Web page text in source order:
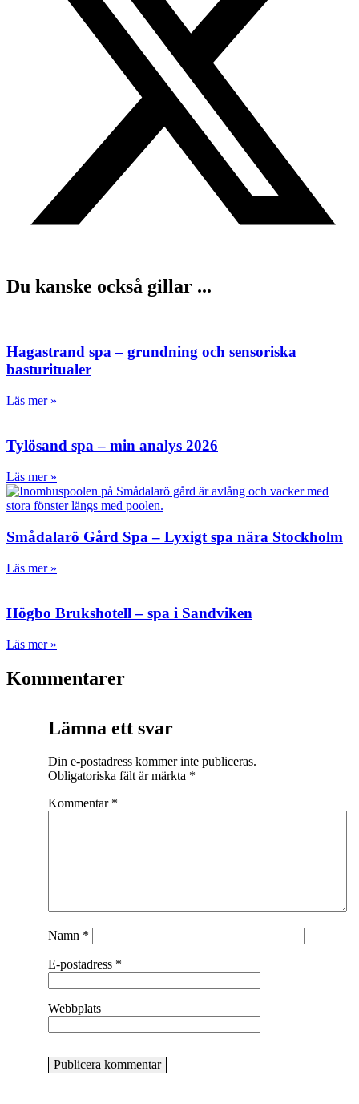
Du kanske också gillar ...
Hagastrand spa – grundning och sensoriska
basturitualer
Läs mer »
Tylösand spa – min analys 2026
Läs mer »
Smådalarö Gård Spa – Lyxigt spa nära Stockholm
Läs mer »
Högbo Brukshotell – spa i Sandviken
Läs mer »
Kommentarer
Lämna ett svar
Din e-postadress kommer inte publiceras.
Obligatoriska fält är märkta *
Kommentar *
Namn *
E-postadress *
Webbplats